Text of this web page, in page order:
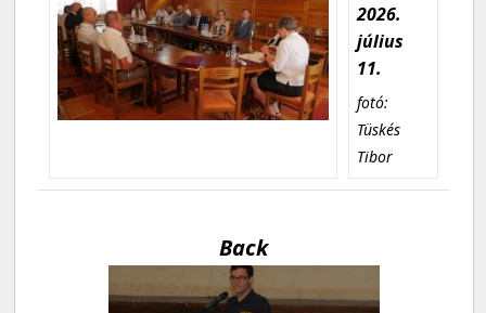
2026.
július
11.
fotó:
Tüskés
Tibor
Back